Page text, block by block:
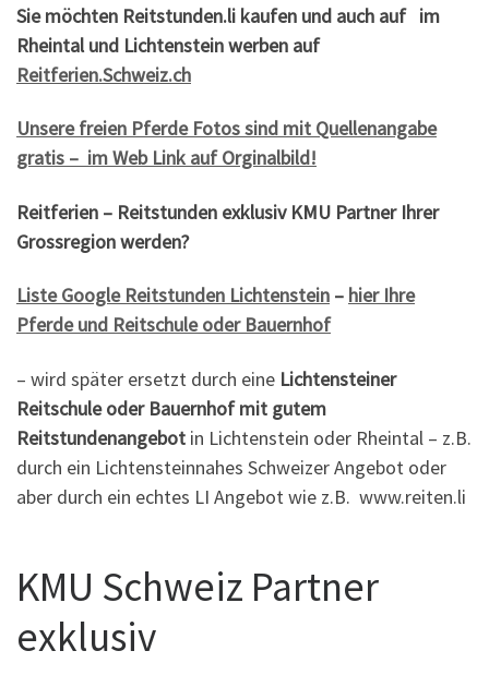
Sie möchten Reitstunden.li kaufen und auch auf im
Rheintal und Lichtenstein werben auf
Reitferien.Schweiz.ch
Unserefreien Pferde Fotossind mit Quellenangabe
gratis – im Web Link auf Orginalbild!
Reitferien – Reitstunden exklusiv KMU Partner Ihrer
Grossregion werden?
Liste Google Reitstunden Lichtenstein – hier Ihre
Pferde und Reitschule oder Bauernhof
– wird später ersetzt durch eine Lichtensteiner
Reitschule oder Bauernhof mit gutem
Reitstundenangebot in Lichtenstein oder Rheintal – z.B.
durch ein Lichtensteinnahes Schweizer Angebot oder
aber durch ein echtes LI Angebot wie z.B. www.reiten.li
KMU Schweiz Partner
exklusiv